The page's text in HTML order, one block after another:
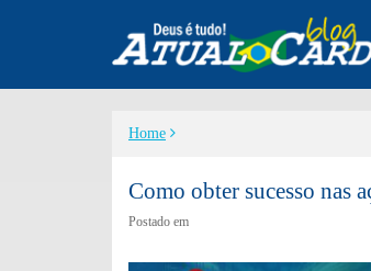
Home
Como obter sucesso nas
Postado em